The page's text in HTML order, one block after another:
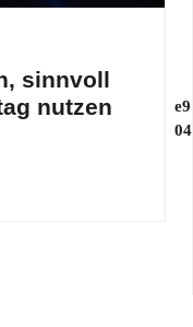
sinnvoll
nutzen